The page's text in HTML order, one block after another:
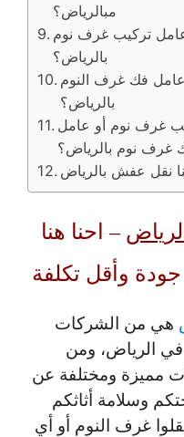
مبالرياض؟
عامل تركيب غرف نوم
بالرياض؟
عامل فك غرف النوم
بالرياض؟
غرف نوم أو عامل
غرف نوم بالرياض؟
نقل عفش بالرياض
– احنا هنا
وأقل تكلفة
هي من الشركات
في الرياض، ومن
مميزة ومختلفة عن
وسلامة أثاثكم
غرف النوم أو أي